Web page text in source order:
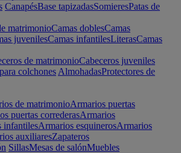
CanapésBase tapizadasSomieresPatas de
matrimonioCamas doblesCamas
juvenilesCamas infantilesLiterasCamas
de matrimonioCabeceros juveniles
colchones AlmohadasProtectores de
de matrimonioArmarios puertas
puertas correderasArmarios
infantilesArmarios esquinerosArmarios
auxiliaresZapateros
SillasMesas de salónMuebles